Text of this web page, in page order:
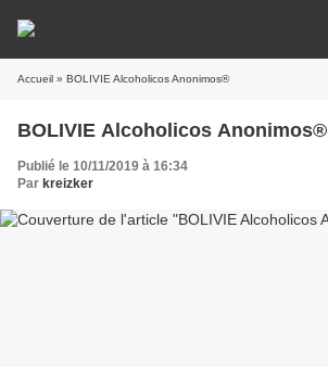
Accueil » BOLIVIE Alcoholicos Anonimos®
BOLIVIE Alcoholicos Anonimos®
Publié le 10/11/2019 à 16:34
Par kreizker